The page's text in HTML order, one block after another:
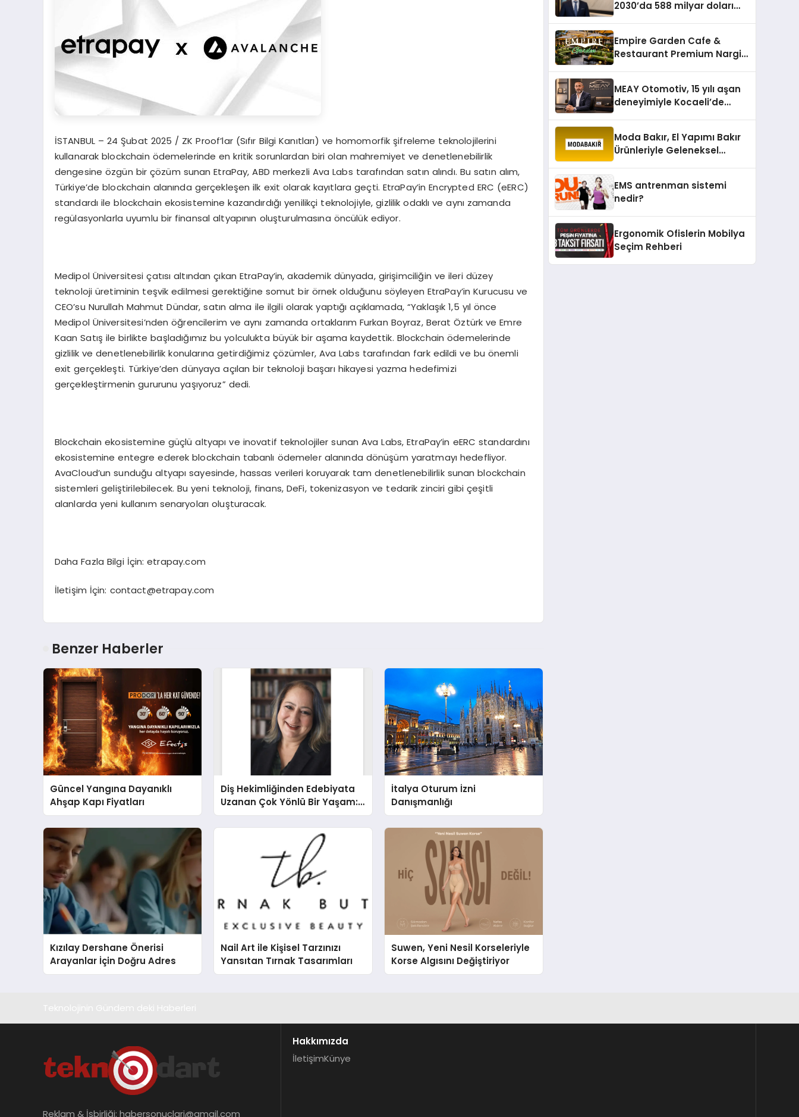
İSTANBUL – 24 Şubat 2025 / ZK Proof’lar (Sıfır Bilgi Kanıtları) ve homomorfik şifreleme teknolojilerini
kullanarak blockchain ödemelerinde en kritik sorunlardan biri olan mahremiyet ve denetlenebilirlik
dengesine özgün bir çözüm sunan EtraPay, ABD merkezli Ava Labs tarafından satın alındı. Bu satın alım,
Türkiye’de blockchain alanında gerçekleşen ilk exit olarak kayıtlara geçti. EtraPay’in Encrypted ERC (eERC)
standardı ile blockchain ekosistemine kazandırdığı yenilikçi teknolojiyle, gizlilik odaklı ve aynı zamanda
regülasyonlarla uyumlu bir finansal altyapının oluşturulmasına öncülük ediyor.
Medipol Üniversitesi çatısı altından çıkan EtraPay’in, akademik dünyada, girişimciliğin ve ileri düzey
teknoloji üretiminin teşvik edilmesi gerektiğine somut bir örnek olduğunu söyleyen EtraPay’in Kurucusu ve
CEO’su Nurullah Mahmut Dündar, satın alma ile ilgili olarak yaptığı açıklamada, “Yaklaşık 1,5 yıl önce
Medipol Üniversitesi’nden öğrencilerim ve aynı zamanda ortaklarım Furkan Boyraz, Berat Öztürk ve Emre
Kaan Satış ile birlikte başladığımız bu yolculukta büyük bir aşama kaydettik. Blockchain ödemelerinde
gizlilik ve denetlenebilirlik konularına getirdiğimiz çözümler, Ava Labs tarafından fark edildi ve bu önemli
exit gerçekleşti. Türkiye’den dünyaya açılan bir teknoloji başarı hikayesi yazma hedefimizi
gerçekleştirmenin gururunu yaşıyoruz” dedi.
Blockchain ekosistemine güçlü altyapı ve inovatif teknolojiler sunan Ava Labs, EtraPay’in eERC standardını
ekosistemine entegre ederek blockchain tabanlı ödemeler alanında dönüşüm yaratmayı hedefliyor.
AvaCloud’un sunduğu altyapı sayesinde, hassas verileri koruyarak tam denetlenebilirlik sunan blockchain
sistemleri geliştirilebilecek. Bu yeni teknoloji, finans, DeFi, tokenizasyon ve tedarik zinciri gibi çeşitli
alanlarda yeni kullanım senaryoları oluşturacak.
Daha Fazla Bilgi İçin: etrapay.com
İletişim İçin: contact@etrapay.com
Benzer Haberler
Güncel Yangına Dayanıklı
Ahşap Kapı Fiyatları
Diş Hekimliğinden Edebiyata
Uzanan Çok Yönlü Bir Yaşam:
Yeşim Şahin Yaman
İtalya Oturum İzni
Danışmanlığı
Kızılay Dershane Önerisi
Arayanlar İçin Doğru Adres
Nail Art ile Kişisel Tarzınızı
Yansıtan Tırnak Tasarımları
Suwen, Yeni Nesil Korseleriyle
Korse Algısını Değiştiriyor
geleceğe taşıyacak
2030’da 588 milyar doları
Empire Garden Cafe &
Restaurant Premium Nargile
MEAY Otomotiv, 15 yılı aşan
deneyimiyle Kocaeli’de
Moda Bakır, El Yapımı Bakır
Ürünleriyle Geleneksel
EMS antrenman sistemi
nedir?
Ergonomik Ofislerin Mobilya
Seçim Rehberi
Reklam & İşbirliği: habersonuclari@gmail.com
Hakkımızda
İletişimKünye